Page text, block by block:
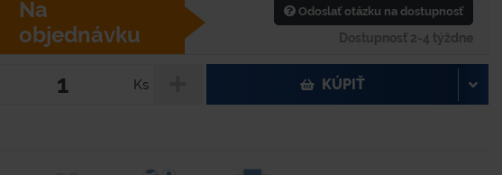
Na
objednávku
Odoslať otázku na dostupnosť
Dostupnosť 2-4 týždne
Ks KÚPIŤ